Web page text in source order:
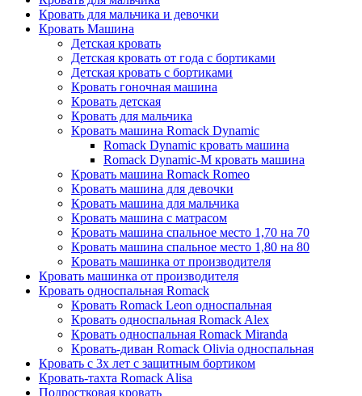
Кровать для мальчика и девочки
Кровать Машина
Детская кровать
Детская кровать от года с бортиками
Детская кровать с бортиками
Кровать гоночная машина
Кровать детская
Кровать для мальчика
Кровать машина Romack Dynamic
Romack Dynamic кровать машина
Romack Dynamic-M кровать машина
Кровать машина Romack Romeo
Кровать машина для девочки
Кровать машина для мальчика
Кровать машина с матрасом
Кровать машина спальное место 1,70 на 70
Кровать машина спальное место 1,80 на 80
Кровать машинка от производителя
Кровать машинка от производителя
Кровать односпальная Romack
Кровать Romack Leon односпальная
Кровать односпальная Romack Alex
Кровать односпальная Romack Miranda
Кровать-диван Romack Olivia односпальная
Кровать с 3х лет с защитным бортиком
Кровать-тахта Romack Alisa
Подростковая кровать